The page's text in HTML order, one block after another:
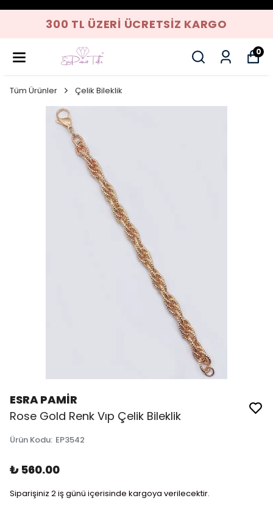
300 TL ÜZERI ÜCRETSIZ KARGO
0
Tüm Ürünler Çelik Bileklik
ESRA PAMİR
Rose Gold Renk Vıp Çelik Bileklik
Ürün Kodu: EP3542
₺ 560.00
Siparişiniz 2 iş günü içerisinde kargoya verilecektir.